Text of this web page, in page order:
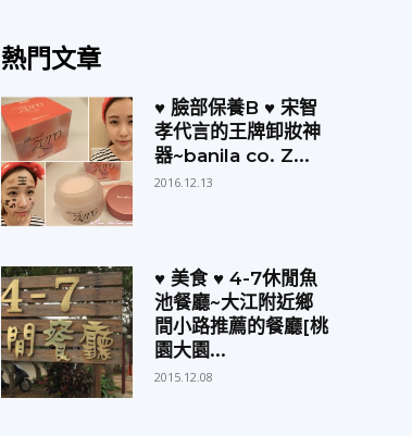
熱門文章
♥ 臉部保養B ♥ 宋智
孝代言的王牌卸妝神
器~banila co. Z...
2016.12.13
♥ 美食 ♥ 4-7休閒魚
池餐廳~大江附近鄉
間小路推薦的餐廳[桃
園大園...
2015.12.08